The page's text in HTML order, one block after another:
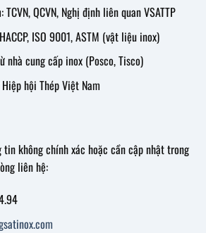
QCVN, Nghị định liên quan VSATTP
ISO 9001, ASTM (vật liệu inox)
nhà cung cấp inox (Posco, Tisco)
hội Thép Việt Nam
tin không chính xác hoặc cần cập nhật trong
liên hệ: